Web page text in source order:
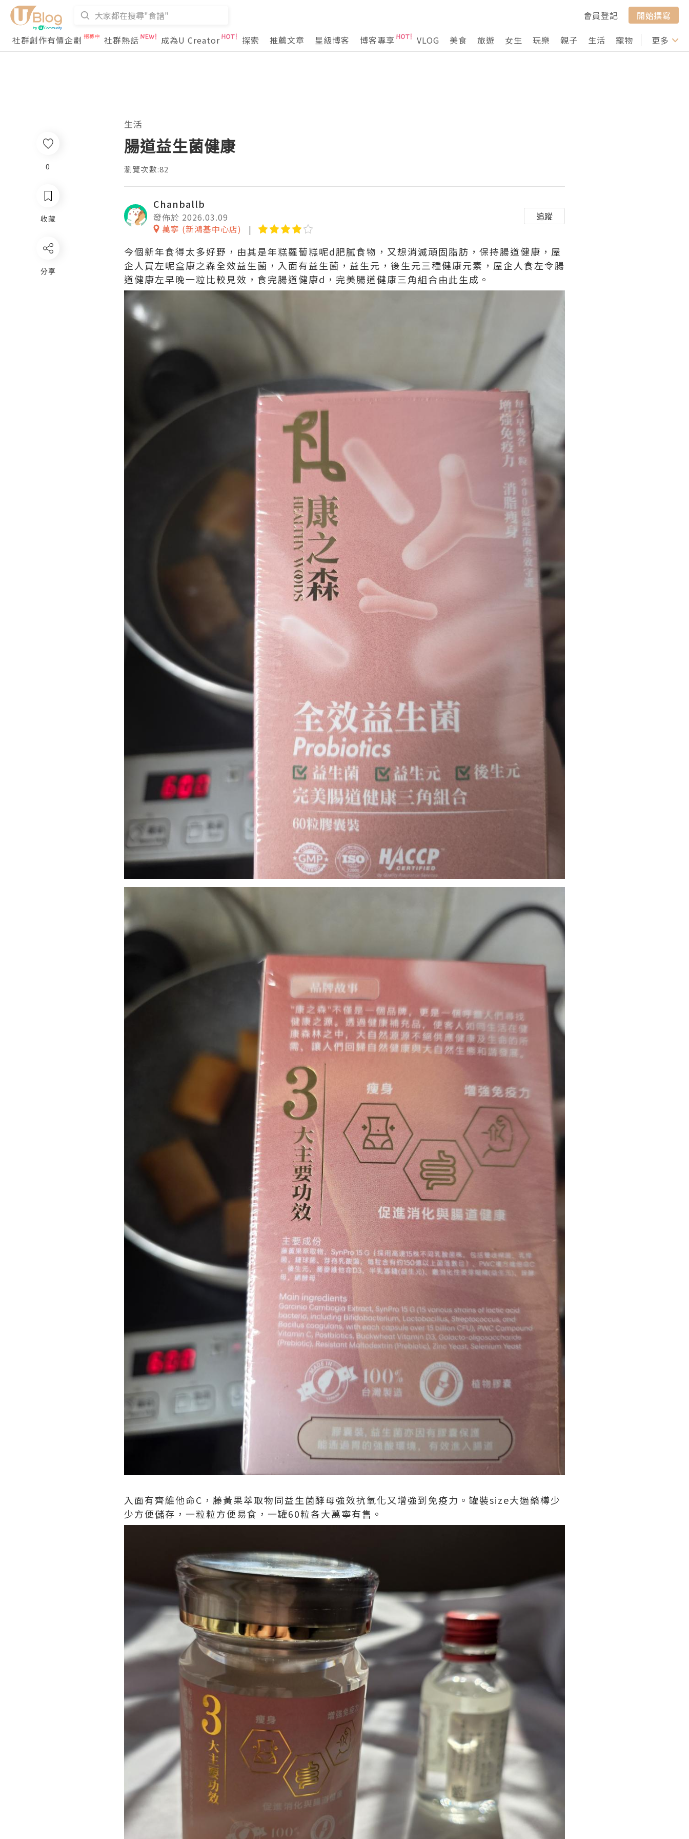
會員登記
開始撰寫
社群創作有價企劃
社群熱話 成為U Creator 探索 推薦文章 星級博客 博客專享 VLOG 美食 旅遊 女生 玩樂 親子 生活 寵物 行山 打卡
更多
0
收藏
分享
生活
腸道益生菌健康
瀏覽次數:82
Chanballb
發佈於 2026.03.09
萬寧 (新鴻基中心店)
追蹤
今個新年食得太多好野，由其是年糕蘿蔔糕呢d肥膩食物，又想消滅頑固脂肪，保持腸道健康，屋
企人買左呢盒康之森全效益生菌，入面有益生菌，益生元，後生元三種健康元素，屋企人食左令腸
道健康左早晚一粒比較見效，食完腸道健康d，完美腸道健康三角組合由此生成。
入面有齊維他命C，藤黃果萃取物同益生菌酵母強效抗氧化又增強到免疫力。罐裝size大過藥樽少
少方便儲存，一粒粒方便易食，一罐60粒各大萬寧有售。